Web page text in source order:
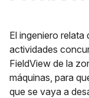
El ingeniero relata
actividades
FieldView de la
máquinas, para
que se vaya a